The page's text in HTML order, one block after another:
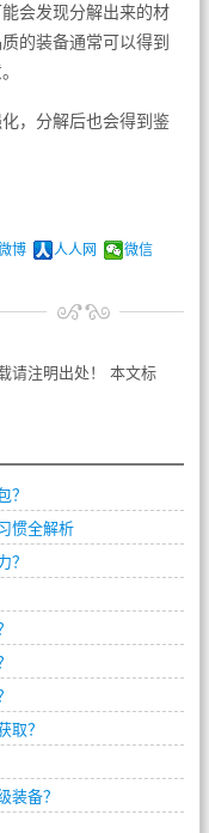
会发现分解出来的材
的装备通常可以得到
，分解后也会得到鉴
博 人人网 微信
请注明出处！ 本文标
？
惯全解析
？
取？
装备？